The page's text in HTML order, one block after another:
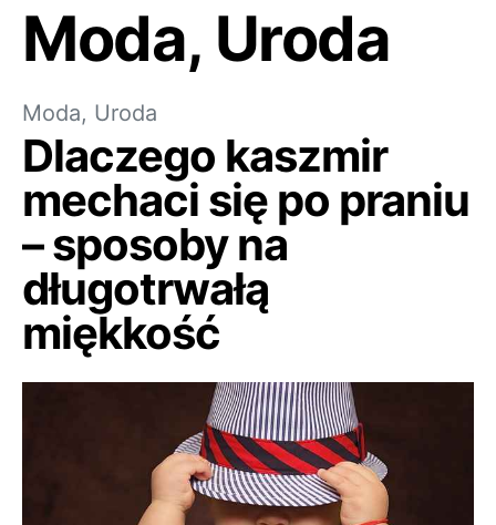
Moda, Uroda
Moda, Uroda
Dlaczego kaszmir
mechaci się po praniu
– sposoby na
długotrwałą
miękkość